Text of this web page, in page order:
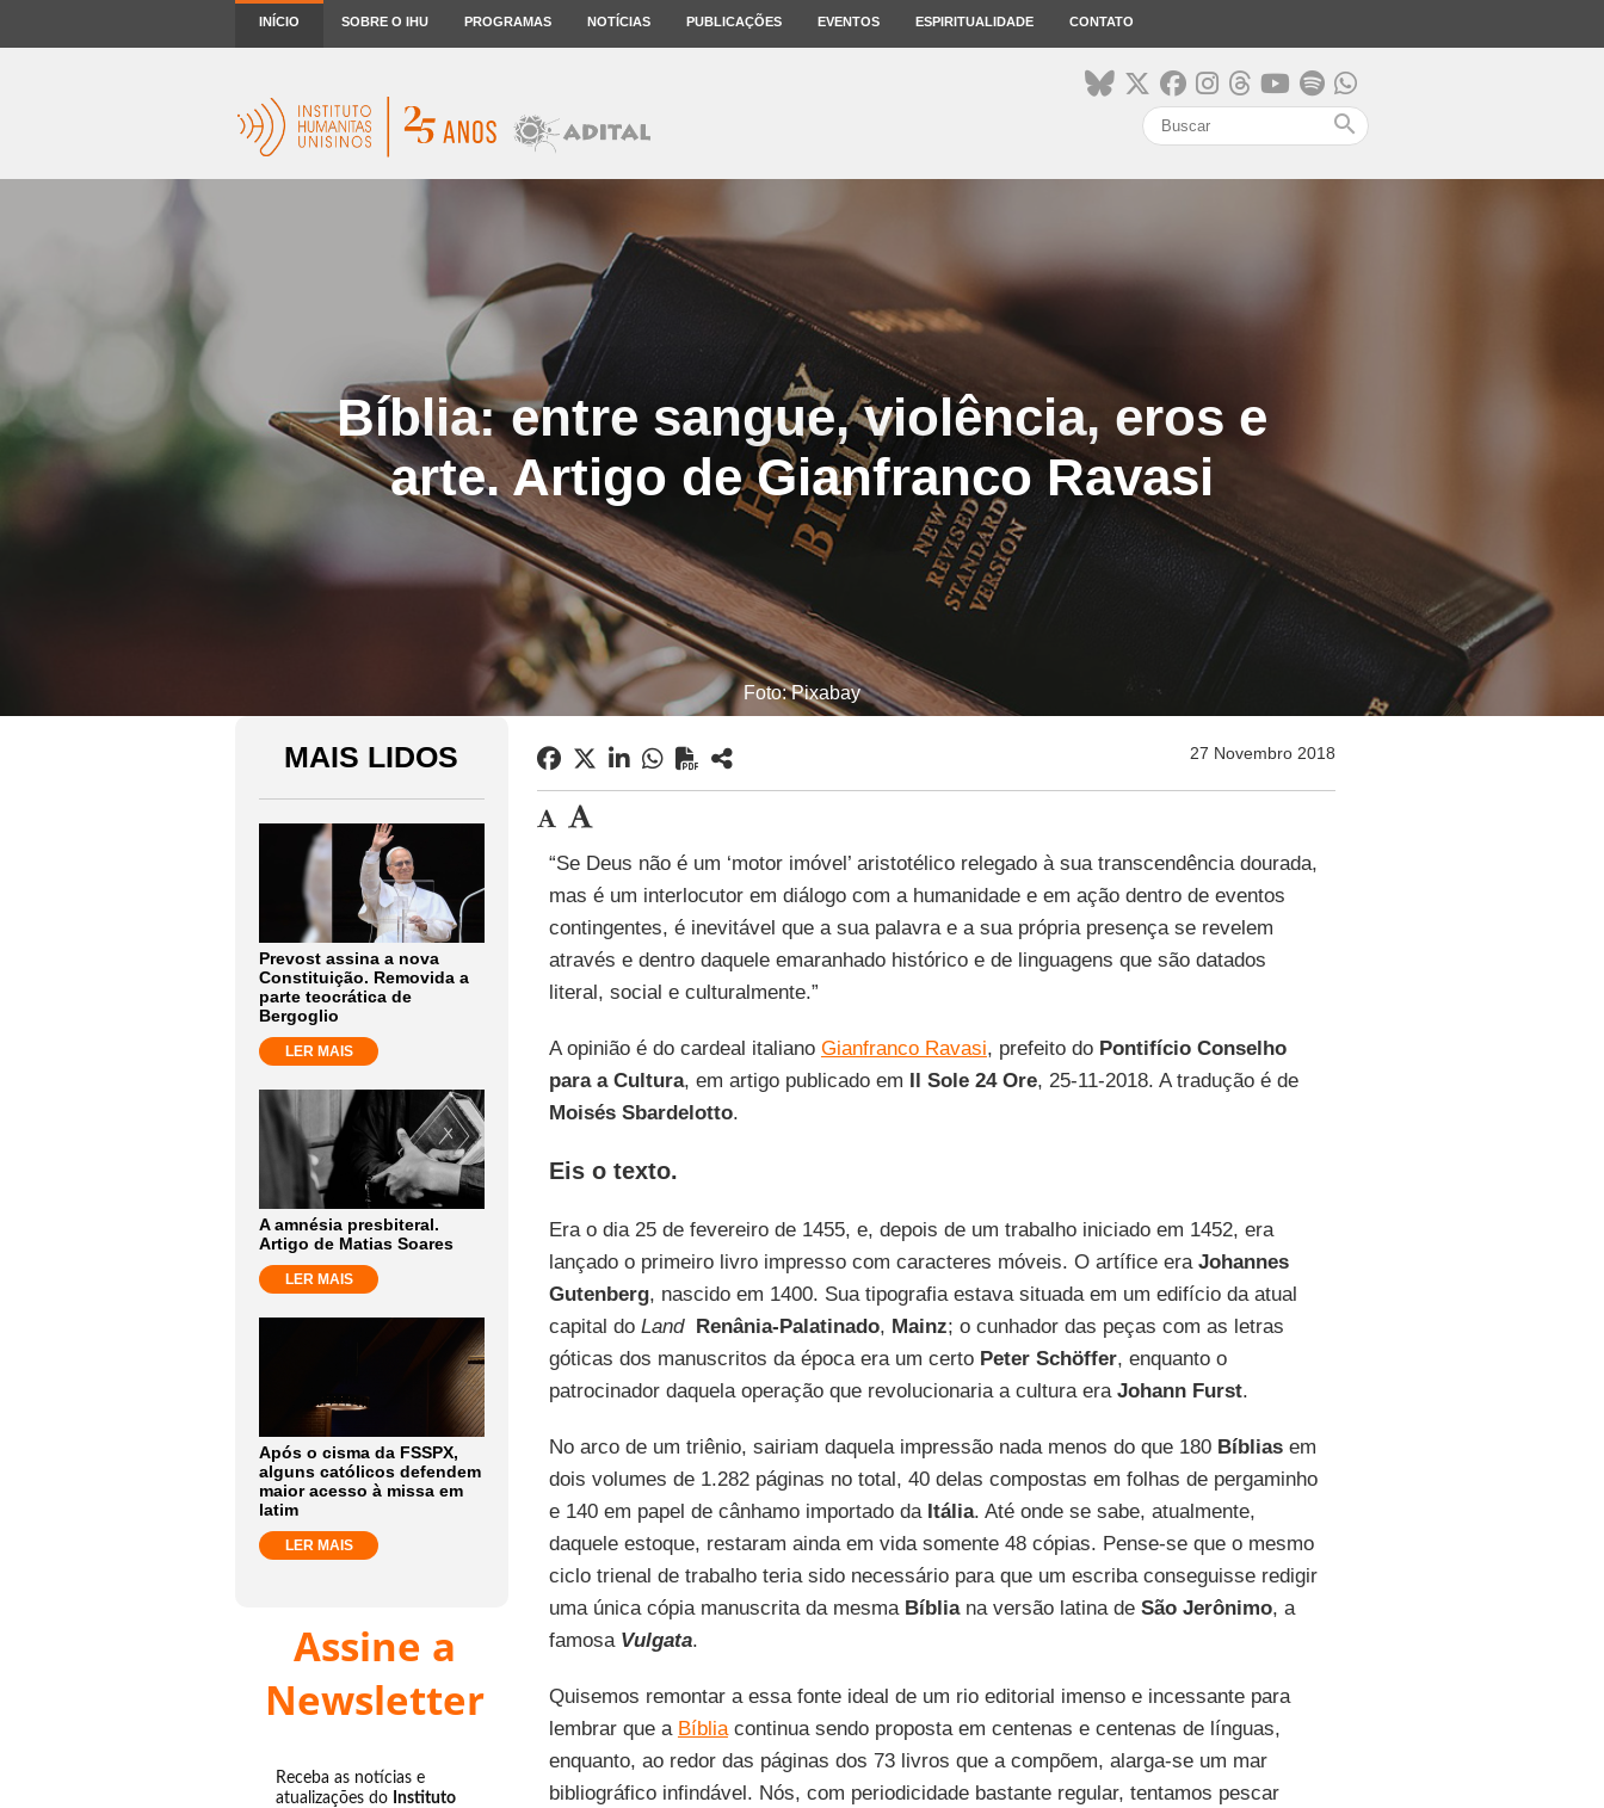
INÍCIO SOBRE O IHU PROGRAMAS NOTÍCIAS PUBLICAÇÕES EVENTOS ESPIRITUALIDADE CONTATO
search
Bíblia: entre sangue, violência, eros e
arte. Artigo de Gianfranco Ravasi
Foto: Pixabay
MAIS LIDOS
Prevost assina a nova
Constituição. Removida a
parte teocrática de
Bergoglio
LER MAIS
A amnésia presbiteral.
Artigo de Matias Soares
LER MAIS
Após o cisma da FSSPX,
alguns católicos defendem
maior acesso à missa em
latim
LER MAIS
Assine a
Newsletter
Receba as notícias e
atualizações do Instituto
27 Novembro 2018
“Se Deus não é um ‘motor imóvel’ aristotélico relegado à sua transcendência dourada,
mas é um interlocutor em diálogo com a humanidade e em ação dentro de eventos
contingentes, é inevitável que a sua palavra e a sua própria presença se revelem
através e dentro daquele emaranhado histórico e de linguagens que são datados
literal, social e culturalmente.”
A opinião é do cardeal italiano Gianfranco Ravasi, prefeito do Pontifício Conselho
para a Cultura, em artigo publicado em Il Sole 24 Ore, 25-11-2018. A tradução é de
Moisés Sbardelotto.
Eis o texto.
Era o dia 25 de fevereiro de 1455, e, depois de um trabalho iniciado em 1452, era
lançado o primeiro livro impresso com caracteres móveis. O artífice era Johannes
Gutenberg, nascido em 1400. Sua tipografia estava situada em um edifício da atual
capital do LandRenânia-Palatinado, Mainz; o cunhador das peças com as letras
góticas dos manuscritos da época era um certo Peter Schöffer, enquanto o
patrocinador daquela operação que revolucionaria a cultura era Johann Furst.
No arco de um triênio, sairiam daquela impressão nada menos do que 180 Bíbliasem
dois volumes de 1.282 páginas no total, 40 delas compostas em folhas de pergaminho
e 140 em papel de cânhamo importado da Itália. Até onde se sabe, atualmente,
daquele estoque, restaram ainda em vida somente 48 cópias. Pense-se que o mesmo
ciclo trienal de trabalho teria sido necessário para que um escriba conseguisse redigir
uma única cópia manuscrita da mesma Bíbliana versão latina de São Jerônimo, a
famosa Vulgata.
Quisemos remontar a essa fonte ideal de um rio editorial imenso e incessante para
lembrar que a Bíbliacontinua sendo proposta em centenas e centenas de línguas,
enquanto, ao redor das páginas dos 73 livros que a compõem, alarga-se um mar
bibliográfico infindável. Nós, com periodicidade bastante regular, tentamos pescar